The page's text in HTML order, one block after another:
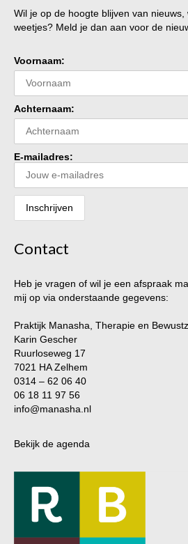
Wil je op de hoogte blijven van
weetjes? Meld je dan aan voor de
Voornaam:
Achternaam:
E-mailadres:
Contact
Heb je vragen of wil je een afspraak
mij op via onderstaande gegevens:
Praktijk Manasha, Therapie en
Karin Gescher
Ruurloseweg 17
7021 HA Zelhem
0314 – 62 06 40
06 18 11 97 56
info@manasha.nl
Bekijk de agenda